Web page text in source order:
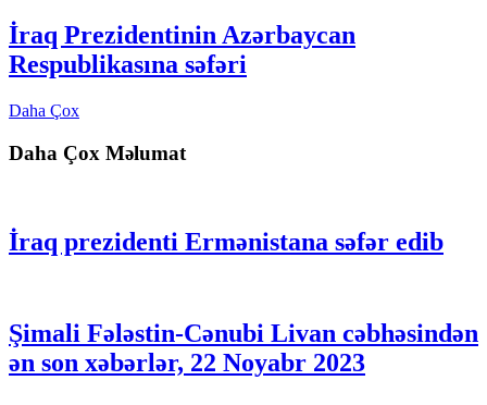
İraq Prezidentinin Azərbaycan
Respublikasına səfəri
Daha Çox
Daha Çox Məlumat
İraq prezidenti Ermənistana səfər edib
Şimali Fələstin-Cənubi Livan cəbhəsindən
ən son xəbərlər, 22 Noyabr 2023